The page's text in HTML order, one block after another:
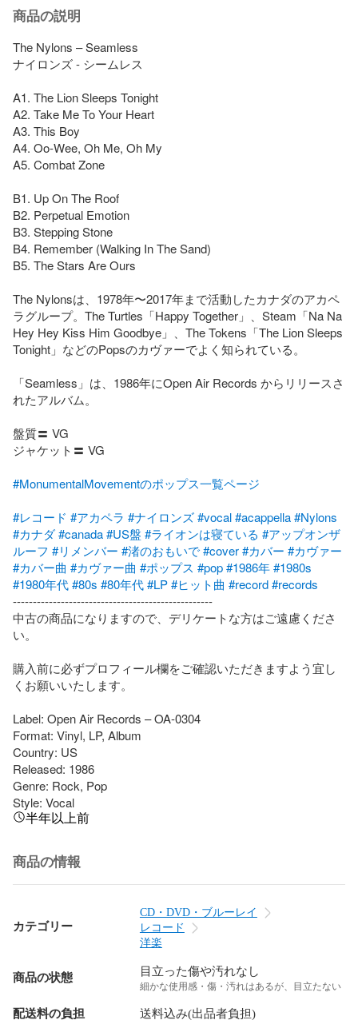
商品の説明
The Nylons – Seamless
ナイロンズ - シームレス
A1. The Lion Sleeps Tonight
A2. Take Me To Your Heart
A3. This Boy
A4. Oo-Wee, Oh Me, Oh My
A5. Combat Zone
B1. Up On The Roof
B2. Perpetual Emotion
B3. Stepping Stone
B4. Remember (Walking In The Sand)
B5. The Stars Are Ours
The Nylonsは、1978年〜2017年まで活動したカナダのアカペ
ラグループ。The Turtles「Happy Together」、Steam「Na Na
Hey Hey Kiss Him Goodbye」、The Tokens「The Lion Sleeps
Tonight」などのPopsのカヴァーでよく知られている。
「Seamless」は、1986年にOpen Air Records からリリースさ
れたアルバム。
盤質〓 VG
ジャケット〓 VG
#MonumentalMovementのポップス一覧ページ
#レコード #アカペラ #ナイロンズ#vocal#acappella#Nylons
#カナダ#canada#US盤 #ライオンは寝ている #アップオンザ
ルーフ #リメンバー #渚のおもいで#cover#カバー #カヴァー
#カバー曲 #カヴァー曲 #ポップス #pop#1986年#1980s
#1980年代#80s #80年代#LP#ヒット曲 #record#records
--------------------------------------------------
中古の商品になりますので、デリケートな方はご遠慮くださ
い。
購入前に必ずプロフィール欄をご確認いただきますよう宜し
くお願いいたします。
Label: Open Air Records – OA-0304
Format: Vinyl, LP, Album
Country: US
Released: 1986
Genre: Rock, Pop
Style: Vocal
半年以上前
商品の情報
カテゴリー
CD・DVD・ブルーレイ
レコード
洋楽
商品の状態 目立った傷や汚れなし
細かな使用感・傷・汚れはあるが、目立たない
配送料の負担 送料込み(出品者負担)